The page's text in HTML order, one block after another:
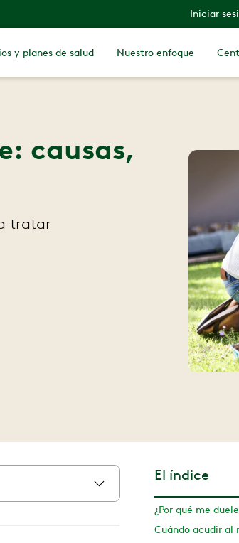
Iniciar
y planes de salud Nuestro enfoque
causas,
tratar
El índice
Cuándo acudir al